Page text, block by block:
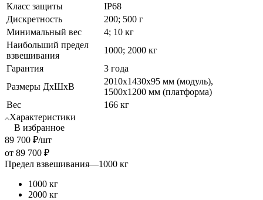
Класс защиты
IP68
Дискретность
200; 500 г
Минимальный вес
4; 10 кг
Наибольший предел
взвешивания
1000; 2000 кг
Гарантия
3 года
Размеры ДхШхВ
2010х1430х95 мм (модуль),
1500х1200 мм (платформа)
Вес
166 кг
Характеристики
В избранное
89 700 ₽/шт
от 89 700 ₽
Предел взвешивания—1000 кг
1000 кг
2000 кг